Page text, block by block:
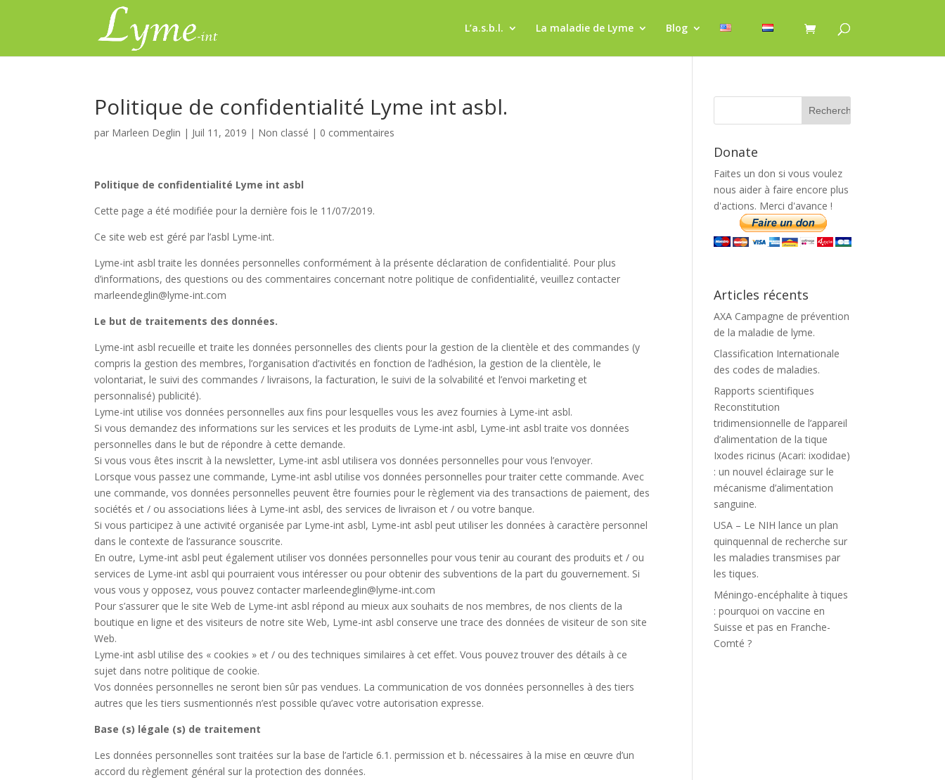
L’a.s.b.l. La maladie de Lyme Blog
Politique de confidentialité Lyme int asbl.
par Marleen Deglin | Juil 11, 2019 | Non classé | 0 commentaires
Politique de confidentialité Lyme int asbl
Cette page a été modifiée pour la dernière fois le 11/07/2019.
Ce site web est géré par l’asbl Lyme-int.
Lyme-int asbl traite les données personnelles conformément à la présente déclaration de confidentialité. Pour plus
d’informations, des questions ou des commentaires concernant notre politique de confidentialité, veuillez contacter
marleendeglin@lyme-int.com
Le but de traitements des données.
Lyme-int asbl recueille et traite les données personnelles des clients pour la gestion de la clientèle et des commandes (y
compris la gestion des membres, l’organisation d’activités en fonction de l’adhésion, la gestion de la clientèle, le
volontariat, le suivi des commandes / livraisons, la facturation, le suivi de la solvabilité et l’envoi marketing et
personnalisé) publicité).
Lyme-int utilise vos données personnelles aux fins pour lesquelles vous les avez fournies à Lyme-int asbl.
Si vous demandez des informations sur les services et les produits de Lyme-int asbl, Lyme-int asbl traite vos données
personnelles dans le but de répondre à cette demande.
Si vous vous êtes inscrit à la newsletter, Lyme-int asbl utilisera vos données personnelles pour vous l’envoyer.
Lorsque vous passez une commande, Lyme-int asbl utilise vos données personnelles pour traiter cette commande. Avec
une commande, vos données personnelles peuvent être fournies pour le règlement via des transactions de paiement, des
sociétés et / ou associations liées à Lyme-int asbl, des services de livraison et / ou votre banque.
Si vous participez à une activité organisée par Lyme-int asbl, Lyme-int asbl peut utiliser les données à caractère personnel
dans le contexte de l’assurance souscrite.
En outre, Lyme-int asbl peut également utiliser vos données personnelles pour vous tenir au courant des produits et / ou
services de Lyme-int asbl qui pourraient vous intéresser ou pour obtenir des subventions de la part du gouvernement. Si
vous vous y opposez, vous pouvez contacter marleendeglin@lyme-int.com
Pour s’assurer que le site Web de Lyme-int asbl répond au mieux aux souhaits de nos membres, de nos clients de la
boutique en ligne et des visiteurs de notre site Web, Lyme-int asbl conserve une trace des données de visiteur de son site
Web.
Lyme-int asbl utilise des « cookies » et / ou des techniques similaires à cet effet. Vous pouvez trouver des détails à ce
sujet dans notre politique de cookie.
Vos données personnelles ne seront bien sûr pas vendues. La communication de vos données personnelles à des tiers
autres que les tiers susmentionnés n’est possible qu’avec votre autorisation expresse.
Base (s) légale (s) de traitement
Les données personnelles sont traitées sur la base de l’article 6.1. permission et b. nécessaires à la mise en œuvre d’un
accord du règlement général sur la protection des données.
Donate
Faites un don si vous voulez
nous aider à faire encore plus
d'actions. Merci d'avance !
Articles récents
AXA Campagne de prévention
de la maladie de lyme.
Classification Internationale
des codes de maladies.
Rapports scientifiques
Reconstitution
tridimensionnelle de l’appareil
d’alimentation de la tique
Ixodes ricinus (Acari: ixodidae)
: un nouvel éclairage sur le
mécanisme d’alimentation
sanguine.
USA – Le NIH lance un plan
quinquennal de recherche sur
les maladies transmises par
les tiques.
Méningo-encéphalite à tiques
: pourquoi on vaccine en
Suisse et pas en Franche-
Comté ?